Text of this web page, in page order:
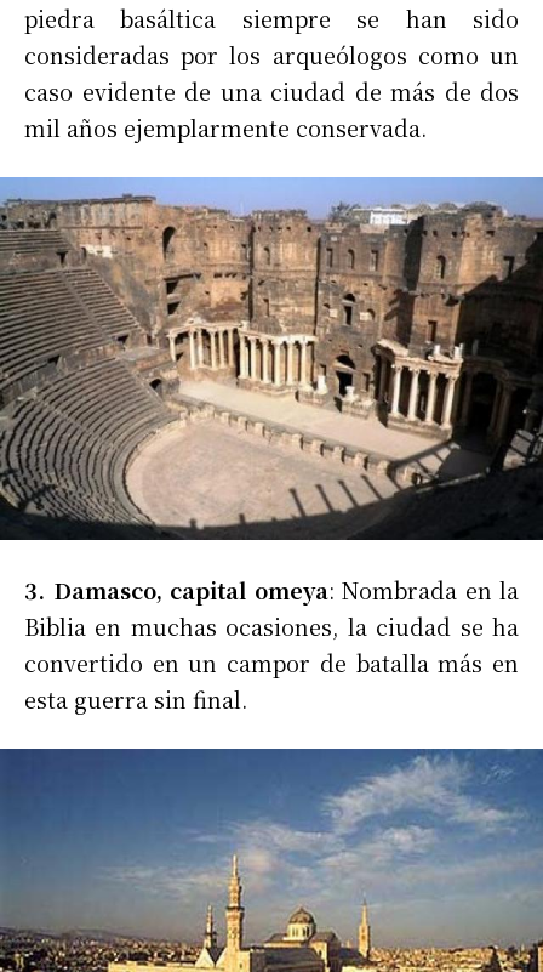
piedra basáltica siempre se han sido
consideradas por los arqueólogos como un
caso evidente de una ciudad de más de dos
mil años ejemplarmente conservada.
3. Damasco, capital omeya: Nombrada en la
Biblia en muchas ocasiones, la ciudad se ha
convertido en un campor de batalla más en
esta guerra sin final.